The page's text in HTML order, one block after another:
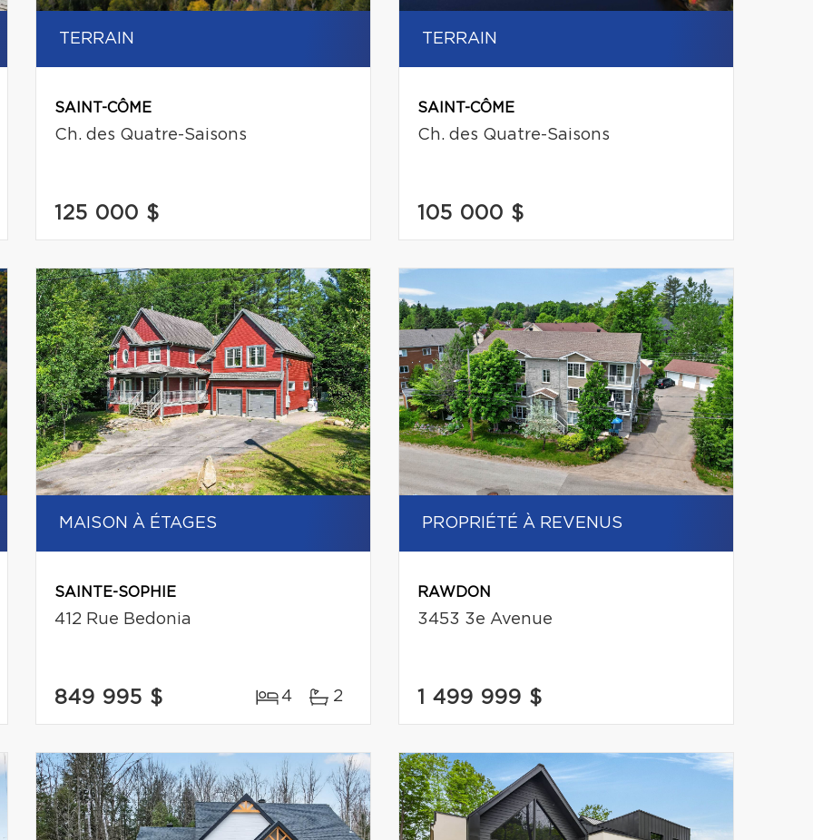
TERRAIN
SAINT-CÔME
Ch. des Quatre-Saisons
125 000 $
TERRAIN
SAINT-CÔME
Ch. des Quatre-Saisons
105 000 $
MAISON À ÉTAGES
SAINTE-SOPHIE
412 Rue Bedonia
849 995 $ 4 2
PROPRIÉTÉ À REVENUS
RAWDON
3453 3e Avenue
1 499 999 $